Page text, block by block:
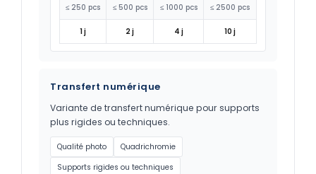
≤ 250 pcs ≤ 500 pcs ≤ 1000 pcs ≤ 2500 pcs
1 j 2 j 4 j 10 j
Transfert numérique
Variante de transfert numérique pour supports
plus rigides ou techniques.
Qualité photo
Quadrichromie
Supports rigides ou techniques